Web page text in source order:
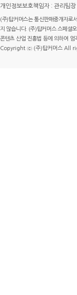
개인정보보호책임자 : 관리
(주)탑커머스는 통신판매중개자로
지 않습니다. (주)탑커머스 스페셜
콘텐츠 산업 진흥법 등에 의하여 엄
Copyright ⓒ (주)탑커머스 All